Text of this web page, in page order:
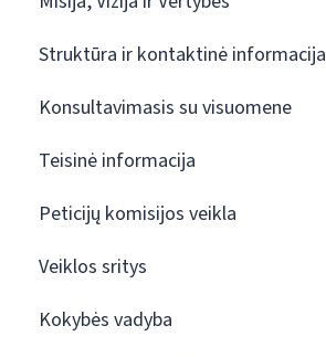
Struktūra ir kontaktinė informacija
Konsultavimasis su visuomene
Teisinė informacija
Peticijų komisijos veikla
Veiklos sritys
Kokybės vadyba